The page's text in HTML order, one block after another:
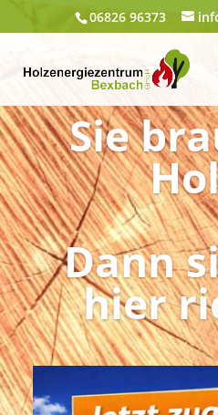
06826 96373
Sie
Dann
hier